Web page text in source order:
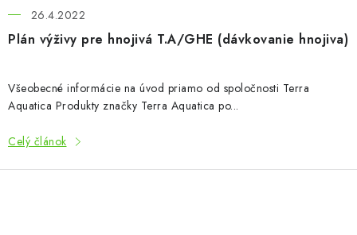
Plán výživy pre hnojivá T.A/GHE (dávkovanie hnojiva)
26.4.2022
Všeobecné informácie na úvod priamo od spoločnosti Terra
Aquatica Produkty značky Terra Aquatica po...
Celý článok